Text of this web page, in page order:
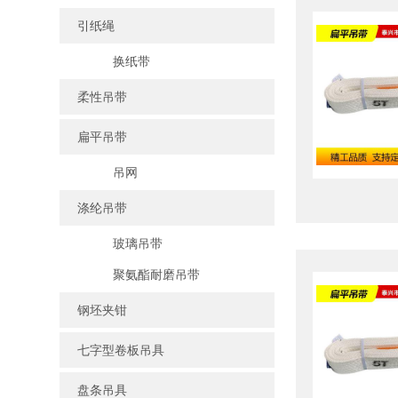
引纸绳
换纸带
柔性吊带
扁平吊带
吊网
涤纶吊带
玻璃吊带
聚氨酯耐磨吊带
钢坯夹钳
七字型卷板吊具
盘条吊具